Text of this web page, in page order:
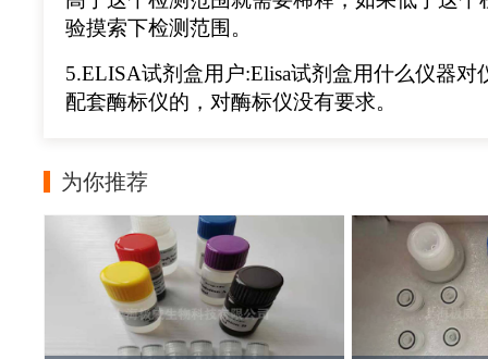
验摸索下检测范围。
5.ELISA试剂盒用户:Elisa试剂盒用什么仪器
配套酶标仪的，对酶标仪没有要求。
为你推荐